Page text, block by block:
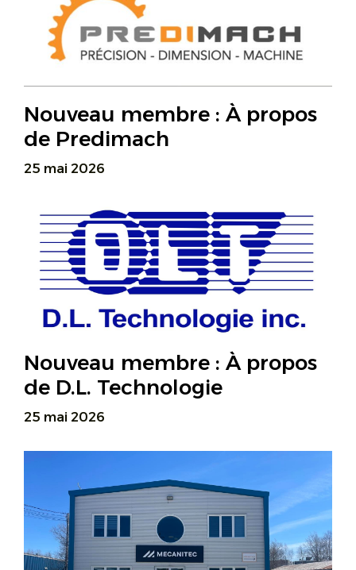
Nouveau membre : À propos
de Predimach
25 mai 2026
Nouveau membre : À propos
de D.L. Technologie
25 mai 2026